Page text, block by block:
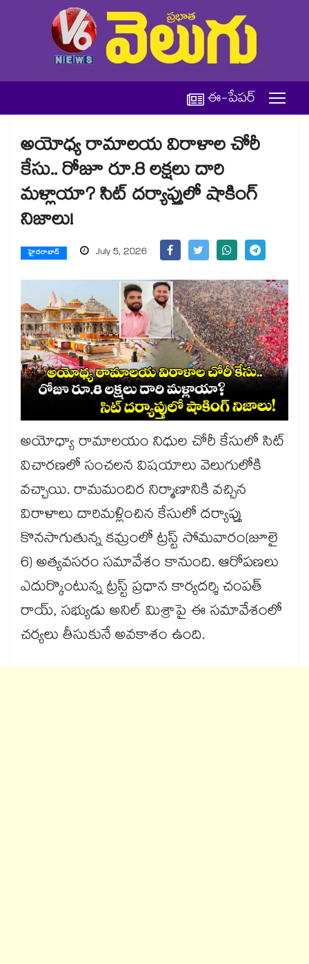
ఈ-పేపర్
అయోధ్య రామాలయ విరాళాల చోరీ
కేసు.. రోజూ రూ.8 లక్షలు దారి
మళ్లాయా? సిట్ దర్యాప్తులో షాకింగ్
నిజాలు!
హైదరాబాద్ July 5, 2026
అయోధ్యా రామాలయం నిధుల చోరీ కేసులో సిట్
విచారణలో సంచలన విషయాలు వెలుగులోకి
వచ్చాయి. రామమందిర నిర్మాణానికి వచ్చిన
విరాళాలు దారిమళ్లించిన కేసులో దర్యాప్తు
కొనసాగుతున్న కమ్రంలో ట్రస్ట్ సోమవారం(జూలై
6) అత్యవసరం సమావేశం కానుంది. ఆరోపణలు
ఎదుర్కొంటున్న ట్రస్ట్ ప్రధాన కార్యదర్శి చంపత్
రాయ్, సభ్యుడు అనిల్ మిశ్రాపై ఈ సమావేశంలో
చర్యలు తీసుకునే అవకాశం ఉంది.